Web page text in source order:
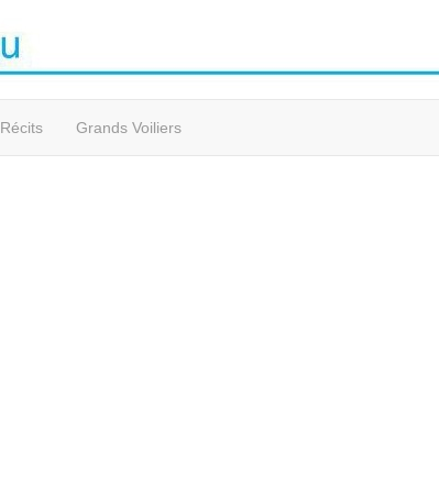
Récits Grands Voiliers